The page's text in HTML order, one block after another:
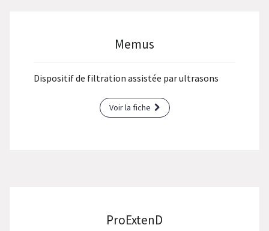
Memus
Dispositif de filtration assistée par ultrasons
Voir la fiche
ProExtenD